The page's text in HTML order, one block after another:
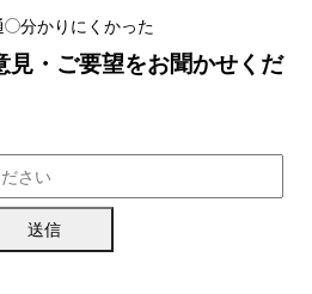
分かりにくかった
見・ご要望をお聞かせくだ
送信